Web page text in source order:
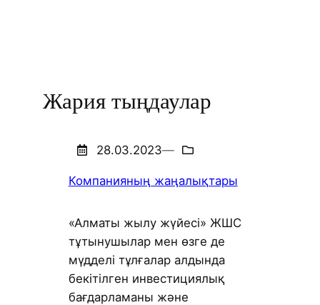
Жария тыңдаулар
28.03.2023—
Компанияның жаңалықтары
«Алматы жылу жүйесі» ЖШС
тұтынушылар мен өзге де
мүдделі тұлғалар алдында
бекітілген инвестициялық
бағдарламаны және